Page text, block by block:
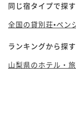
同じ宿タイプで探す
全国の貸別荘•ペン
ランキングから探す
山梨県のホテル・